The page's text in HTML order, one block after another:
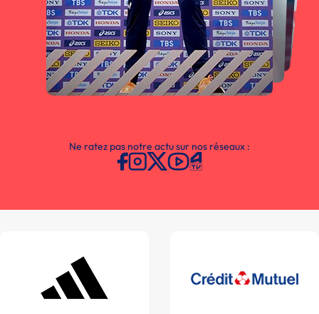
Ne ratez pas notre actu sur nos réseaux :